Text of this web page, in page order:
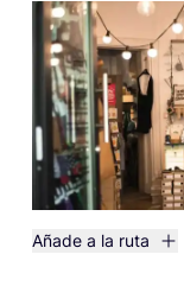
Añade a la ruta